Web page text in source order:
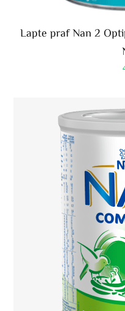
Lapte praf Nan 2